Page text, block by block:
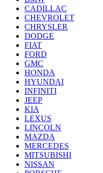
CADILLAC
CHEVROLET
CHRYSLER
DODGE
FIAT
FORD
GMC
HONDA
HYUNDAI
INFINITI
JEEP
KIA
LEXUS
LINCOLN
MAZDA
MERCEDES
MITSUBISHI
NISSAN